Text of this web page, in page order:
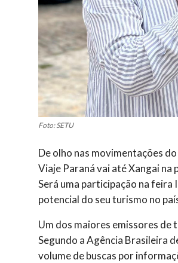
Foto: SETU
De olho nas movimentações
Viaje Paraná vai até Xangai
Será uma participação na feira
potencial do seu turismo no
Um dos maiores emissores de
Segundo a Agência Brasileira
volume de buscas por